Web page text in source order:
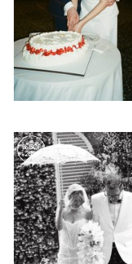
ВЫБОР
2025